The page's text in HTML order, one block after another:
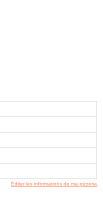
Éditer les informations de ma pizzeria